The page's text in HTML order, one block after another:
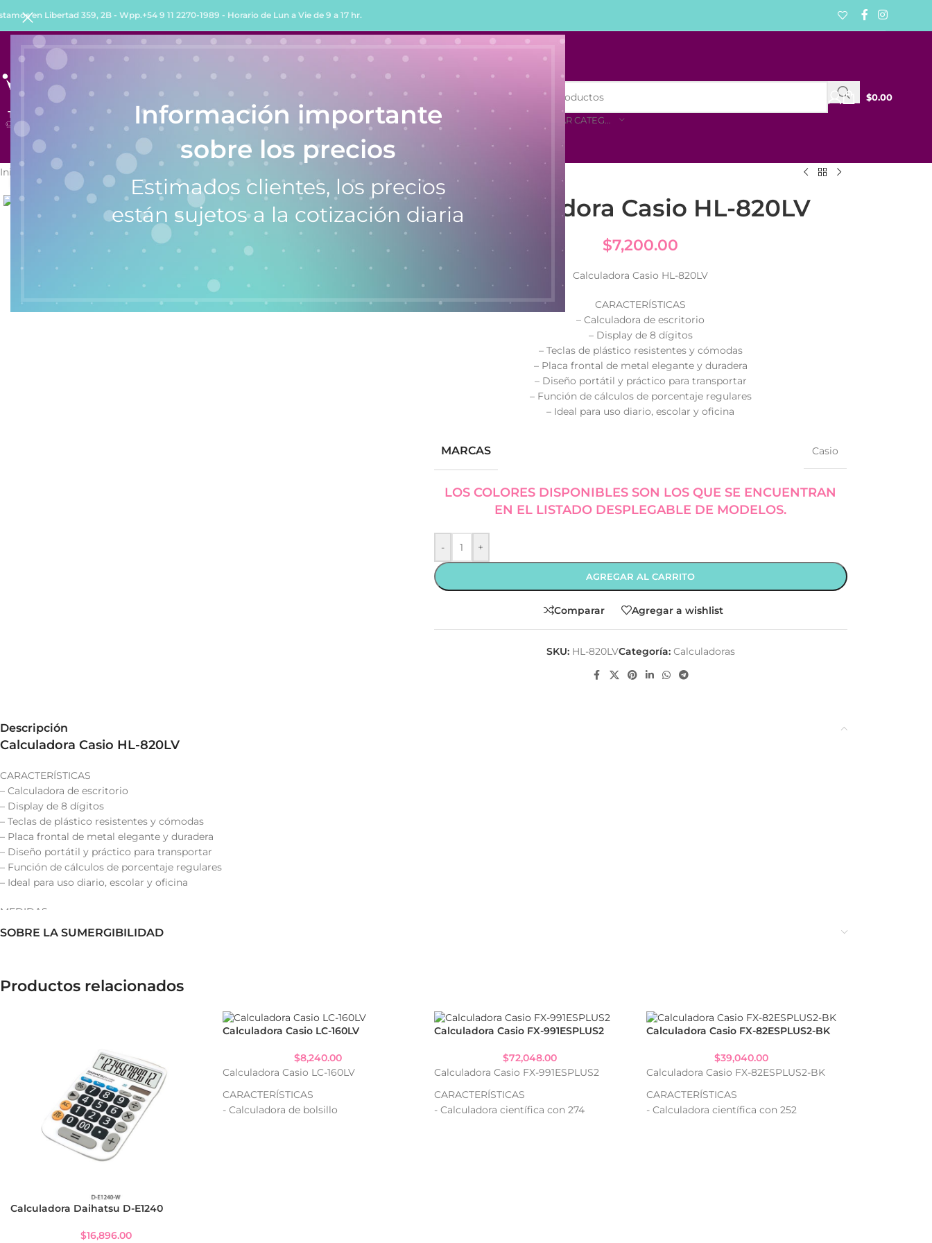
Información importante
sobre los precios
Estimados clientes, los precios
están sujetos a la cotización diaria
en Libertad 359, 2B - Wpp.+54 9 11 2270-1989 - Horario de Lun a Vie de 9 a 17 hr.
INICIO TIENDA QUIENES SOMOS COMO COMPRAR COMPRAR POR MENOR
SELECCIONAR CATEGORÍA
$0.00
Inicio Calculadoras Calculadora Casio HL-820LV
Click to enlarge
Calculadora Casio HL-820LV
$7,200.00
Calculadora Casio HL-820LV
CARACTERÍSTICAS
– Calculadora de escritorio
– Display de 8 dígitos
– Teclas de plástico resistentes y cómodas
– Placa frontal de metal elegante y duradera
– Diseño portátil y práctico para transportar
– Función de cálculos de porcentaje regulares
– Ideal para uso diario, escolar y oficina
MARCAS Casio
LOS COLORES DISPONIBLES SON LOS QUE SE ENCUENTRAN
EN EL LISTADO DESPLEGABLE DE MODELOS.
- +
AGREGAR AL CARRITO
Comparar Agregar a wishlist
SKU: HL-820LVCategoría: Calculadoras
Descripción
Calculadora Casio HL-820LV
CARACTERÍSTICAS
– Calculadora de escritorio
– Display de 8 dígitos
– Teclas de plástico resistentes y cómodas
– Placa frontal de metal elegante y duradera
– Diseño portátil y práctico para transportar
– Función de cálculos de porcentaje regulares
– Ideal para uso diario, escolar y oficina
MEDIDAS
– Dimensiones: 104 × 127 × 7.5 mm.
SOBRE LA SUMERGIBILIDAD
Productos relacionados
Calculadora Daihatsu D-E1240
$16,896.00
Calculadora Casio LC-160LV
$8,240.00
Calculadora Casio LC-160LV
CARACTERÍSTICAS
- Calculadora de bolsillo
Calculadora Casio FX-991ESPLUS2
$72,048.00
Calculadora Casio FX-991ESPLUS2
CARACTERÍSTICAS
- Calculadora científica con 274
Calculadora Casio FX-82ESPLUS2-BK
$39,040.00
Calculadora Casio FX-82ESPLUS2-BK
CARACTERÍSTICAS
- Calculadora científica con 252